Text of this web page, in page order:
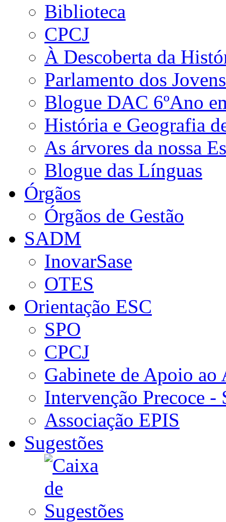
Biblioteca
CPCJ
À Descoberta da
Parlamento dos Jovens
Blogue DAC 6ºAno
História e Geografia
As árvores da nossa
Blogue das Línguas
Órgãos
Órgãos de Gestão
SADM
InovarSase
OTES
Orientação ESC
SPO
CPCJ
Gabinete de Apoio ao
Intervenção Precoce -
Associação EPIS
Sugestões